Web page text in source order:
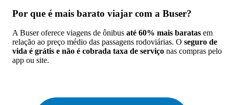
Por que é mais barato viajar com a Buser?
A Buser oferece viagens de ônibus até 60% mais baratas em
relação ao preço médio das passagens rodoviárias. O seguro de
vida é grátis e não é cobrada taxa de serviço nas compras pelo
app ou site.